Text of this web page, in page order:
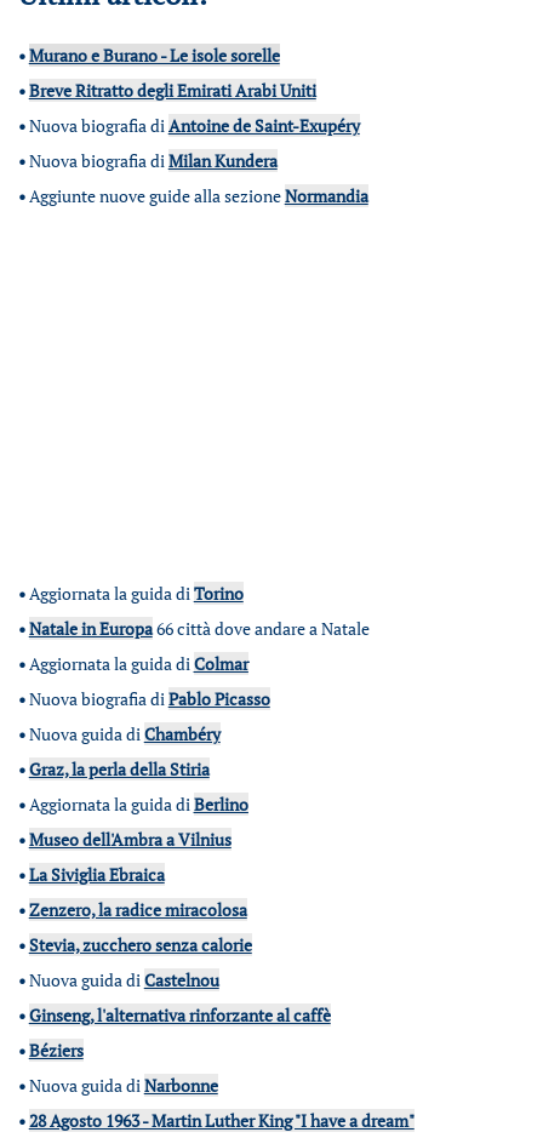
•Murano e Burano - Le isole sorelle
•Breve Ritratto degli Emirati Arabi Uniti
•Nuova biografia diAntoine de Saint-Exupéry
•Nuova biografia diMilan Kundera
•Aggiunte nuove guide alla sezioneNormandia
•Aggiornata la guida diTorino
•Natale in Europa66 città dove andare a Natale
•Aggiornata la guida diColmar
•Nuova biografia diPablo Picasso
•Nuova guida diChambéry
•Graz, la perla della Stiria
•Aggiornata la guida diBerlino
•Museo dell'Ambra a Vilnius
•La Siviglia Ebraica
•Zenzero, la radice miracolosa
•Stevia, zucchero senza calorie
•Nuova guida diCastelnou
•Ginseng, l'alternativa rinforzante al caffè
•Béziers
•Nuova guida diNarbonne
•28 Agosto 1963 - Martin Luther King "I have a dream"